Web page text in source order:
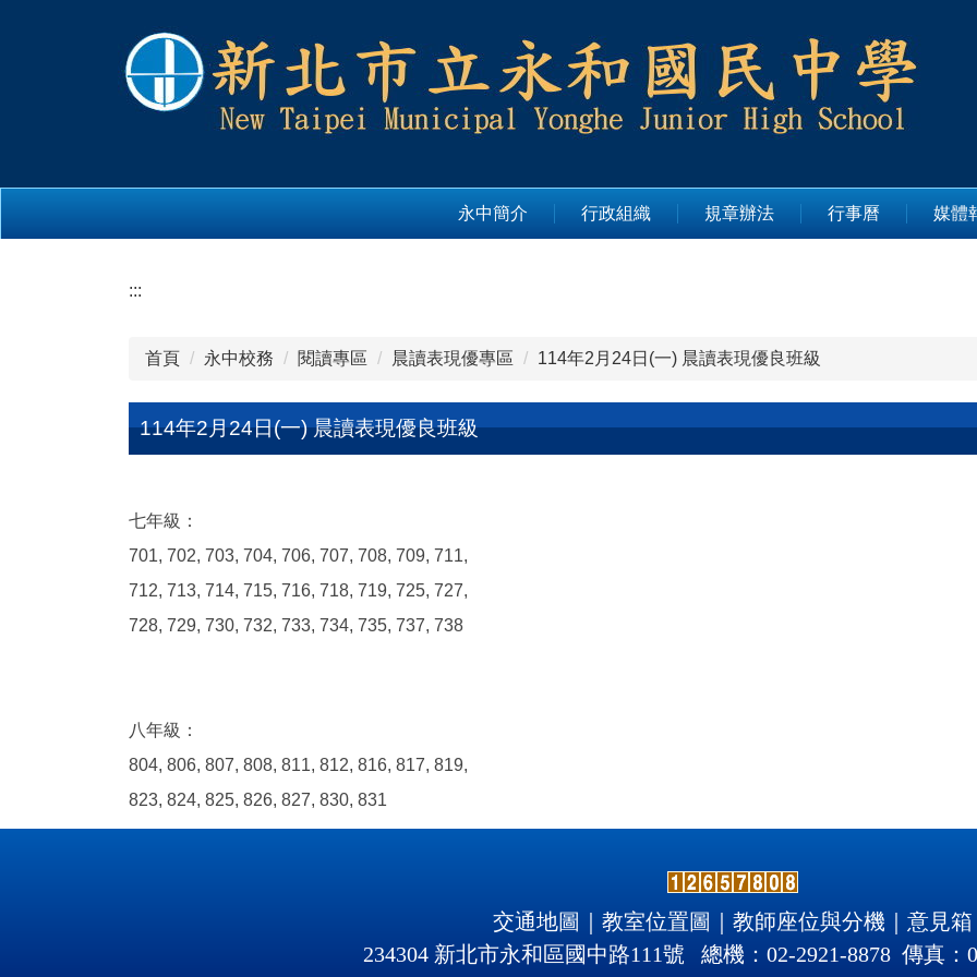
永中簡介 行政組織 規章辦法 行事曆 媒體
:::
首頁 永中校務 閱讀專區 晨讀表現優專區 114年2月24日(一) 晨讀表現優良班級
114年2月24日(一) 晨讀表現優良班級
七年級：
701, 702, 703, 704, 706, 707, 708, 709, 711,
712, 713, 714, 715, 716, 718, 719, 725, 727,
728, 729, 730, 732, 733, 734, 735, 737, 738
八年級：
804, 806, 807, 808, 811, 812, 816, 817, 819,
823, 824, 825, 826, 827, 830, 831
交通地圖 教室位置圖 教師座位與分機
意見箱
234304 新北市永和區國中路111號 總機：02-2921-8878 傳真：